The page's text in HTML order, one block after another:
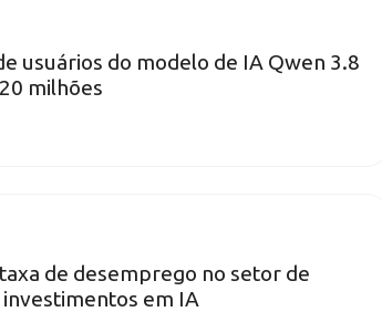
usuários do modelo de IA Qwen 3.8
milhões
de desemprego no setor de
em IA